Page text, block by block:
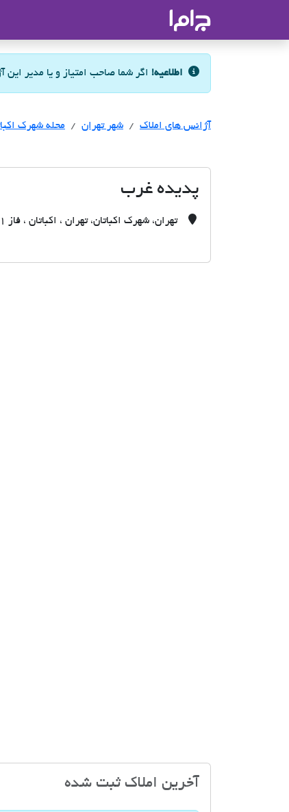
اطلاعیه! اگر شما صاحب امتیاز و یا مدیر
آژانس های املاک آژانس های املاک
شهر تهران آژانس های
محله شهرک
پدیده غرب
تهران، شهرک اکباتان، تهران ، اکباتان ، فاز 1 ، بیمه 4
آخرین املاک ثبت شده